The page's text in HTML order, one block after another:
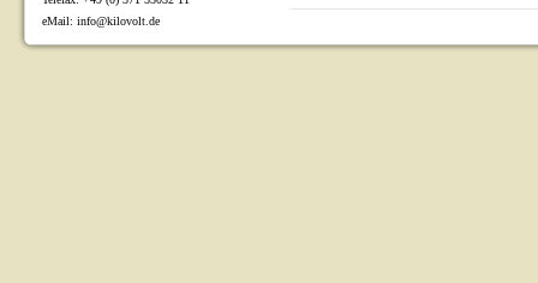
eMail: info@kilovolt.de